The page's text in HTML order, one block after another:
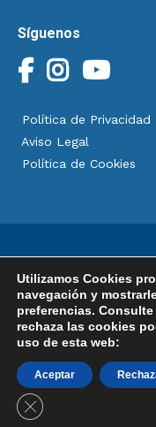
Síguenos
Política de Privacidad
Aviso Legal
Política de Cookies
Copyright © 2025
estética y
Utilizamos Cookies
navegación y
preferencias.
rechaza las cookies
uso de esta web:
Aceptar
Cerrar el banner de